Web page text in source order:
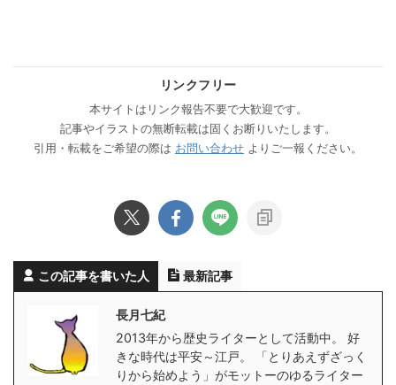
リンクフリー
本サイトはリンク報告不要で大歓迎です。
記事やイラストの無断転載は固くお断りいたします。
引用・転載をご希望の際は お問い合わせ よりご一報ください。
この記事を書いた人 最新記事
長月七紀
2013年から歴史ライターとして活動中。 好
きな時代は平安～江戸。 「とりあえずざっく
りから始めよう」がモットーのゆるライター